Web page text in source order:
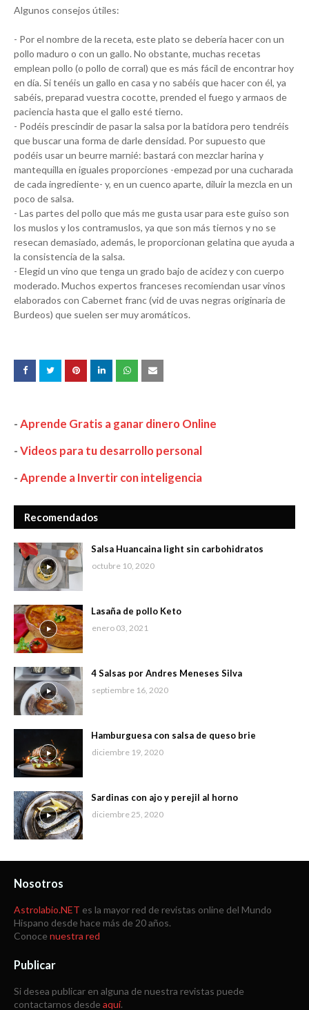
Algunos consejos útiles:
- Por el nombre de la receta, este plato se debería hacer con un
pollo maduro o con un gallo. No obstante, muchas recetas
emplean pollo (o pollo de corral) que es más fácil de encontrar hoy
en día. Si tenéis un gallo en casa y no sabéis que hacer con él, ya
sabéis, preparad vuestra cocotte, prended el fuego y armaos de
paciencia hasta que el gallo esté tierno.
- Podéis prescindir de pasar la salsa por la batidora pero tendréis
que buscar una forma de darle densidad. Por supuesto que
podéis usar un beurre marnié: bastará con mezclar harina y
mantequilla en iguales proporciones -empezad por una cucharada
de cada ingrediente- y, en un cuenco aparte, diluir la mezcla en un
poco de salsa.
- Las partes del pollo que más me gusta usar para este guiso son
los muslos y los contramuslos, ya que son más tiernos y no se
resecan demasiado, además, le proporcionan gelatina que ayuda a
la consistencia de la salsa.
- Elegid un vino que tenga un grado bajo de acidez y con cuerpo
moderado. Muchos expertos franceses recomiendan usar vinos
elaborados con Cabernet franc (vid de uvas negras originaria de
Burdeos) que suelen ser muy aromáticos.
-Aprende Gratis a ganar dinero Online
-Videos para tu desarrollo personal
-Aprende a Invertir con inteligencia
Recomendados
Salsa Huancaina light sin carbohidratos
octubre 10, 2020
Lasaña de pollo Keto
enero 03, 2021
4 Salsas por Andres Meneses Silva
septiembre 16, 2020
Hamburguesa con salsa de queso brie
diciembre 19, 2020
Sardinas con ajo y perejil al horno
diciembre 25, 2020
Nosotros
Astrolabio.NET es la mayor red de revistas online del Mundo
Hispano desde hace más de 20 años.
Conoce nuestra red
Publicar
Si desea publicar en alguna de nuestra revistas puede
contactarnos desde aquí.